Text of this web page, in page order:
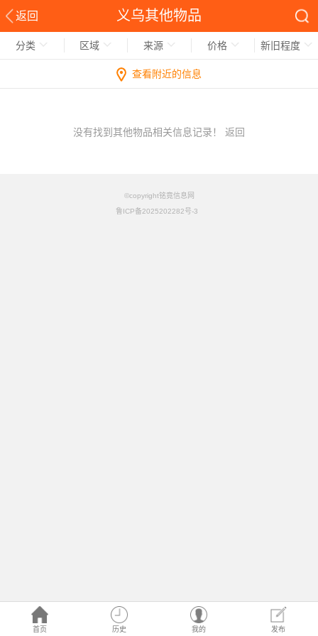
返回 义乌其他物品
首页 历史 我的 发布
分类 区域 来源 价格 新旧程度
查看附近的信息
没有找到其他物品相关信息记录！ 返回
©copyright铭竟信息网
鲁ICP备2025202282号-3